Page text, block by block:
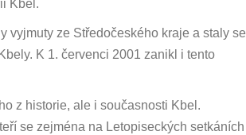
Kbel.
vyjmuty ze Středočeského kraje a staly se
K 1. červenci 2001 zanikl i tento
z historie, ale i současnosti Kbel.
se zejména na Letopiseckých setkáních